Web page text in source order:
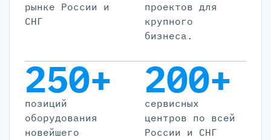
рынке России и
СНГ
проектов для
крупного
бизнеса.
250+
позиций
оборудования
новейшего
200+
cервисных
центров по всей
России и СНГ